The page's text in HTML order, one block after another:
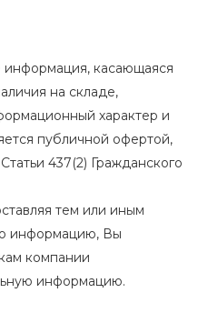
информация, касающаяся
на складе,
характер и
публичной офертой,
437(2) Гражданского
тем или иным
информацию, Вы
компании
информацию.